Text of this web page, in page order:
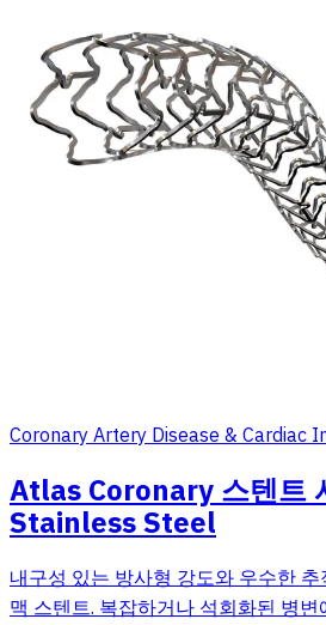
Coronary Artery Disease & Cardiac
Atlas Coronary 스텐트
Stainless Steel
내구성 있는 방사형 강도와 우수한
맥 스텐트. 복잡하거나 석회화된 병변